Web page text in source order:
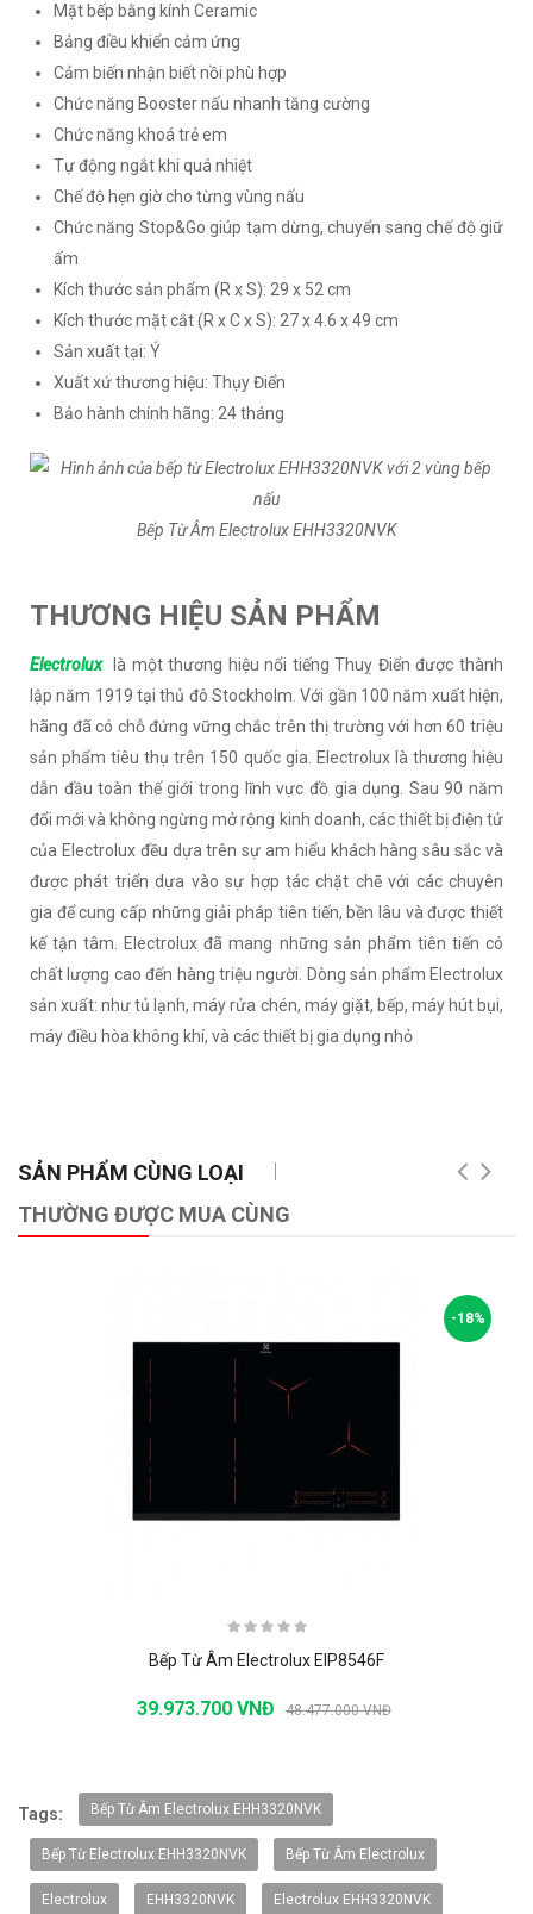
Mặt bếp bằng kính Ceramic
Bảng điều khiển cảm ứng
Cảm biến nhận biết nồi phù hợp
Chức năng Booster nấu nhanh tăng cường
Chức năng khoá trẻ em
Tự động ngắt khi quá nhiệt
Chế độ hẹn giờ cho từng vùng nấu
Chức năng Stop&Go giúp tạm dừng, chuyển sang chế độ giữ
ấm
Kích thước sản phẩm (R x S): 29 x 52 cm
Kích thước mặt cắt (R x C x S): 27 x 4.6 x 49 cm
Sản xuất tại: Ý
Xuất xứ thương hiệu: Thụy Điển
Bảo hành chính hãng: 24 tháng
Bếp Từ Âm Electrolux EHH3320NVK
THƯƠNG HIỆU SẢN PHẨM
Electroluxlà một thương hiệu nổi tiếng Thuỵ Điển được thành
lập năm 1919 tại thủ đô Stockholm. Với gần 100 năm xuất hiện,
hãng đã có chỗ đứng vững chắc trên thị trường với hơn 60 triệu
sản phẩm tiêu thụ trên 150 quốc gia. Electrolux là thương hiệu
dẫn đầu toàn thế giới trong lĩnh vực đồ gia dụng. Sau 90 năm
đổi mới và không ngừng mở rộng kinh doanh, các thiết bị điện tử
của Electrolux đều dựa trên sự am hiểu khách hàng sâu sắc và
được phát triển dựa vào sự hợp tác chặt chẽ với các chuyên
gia để cung cấp những giải pháp tiên tiến, bền lâu và được thiết
kế tận tâm. Electrolux đã mang những sản phẩm tiên tiến có
chất lượng cao đến hàng triệu người. Dòng sản phẩm Electrolux
sản xuất: như tủ lạnh, máy rửa chén, máy giặt, bếp, máy hút bụi,
máy điều hòa không khí, và các thiết bị gia dụng nhỏ
SẢN PHẨM CÙNG LOẠI
THƯỜNG ĐƯỢC MUA CÙNG
-18%
Bếp Từ Âm Electrolux EIP8546F
39.973.700 VNĐ 48.477.000 VNĐ
Tags: Bếp Từ Âm Electrolux EHH3320NVK
Bếp Từ Electrolux EHH3320NVK Bếp Từ Âm Electrolux
Electrolux EHH3320NVK Electrolux EHH3320NVK